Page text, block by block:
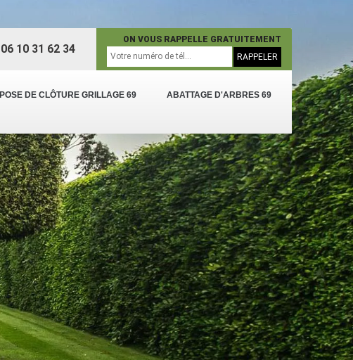
POSE DE CLÔTURE GRILLAGE 69 ABATTAGE D'ARBRES 69
06 10 31 62 34
ON VOUS RAPPELLE GRATUITEMENT